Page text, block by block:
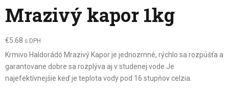
Mrazivý kapor 1kg
€5.68 s DPH
Krmivo Haldorádó Mrazivý Kapor je jednozrnné, rýchlo sa rozpúšťa a
garantovane dobre sa rozplýva aj v studenej vode.Je
najefektívnejšie keď je teplota vody pod 16 stupňov celzia.